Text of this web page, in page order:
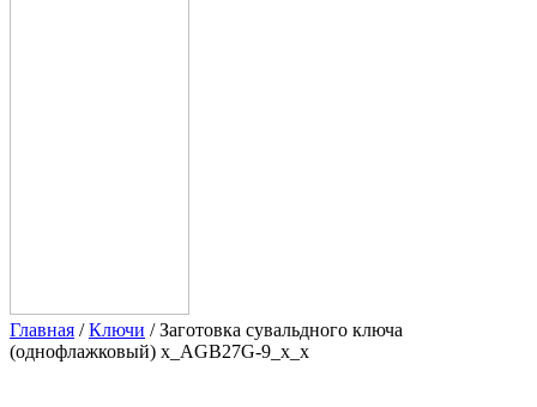
Главная /Ключи / Заготовка сувальдного ключа
(однофлажковый) x_AGB27G-9_x_x